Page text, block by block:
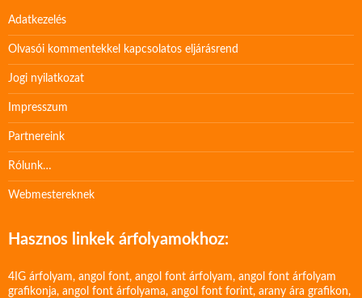
Adatkezelés
Olvasói kommentekkel kapcsolatos eljárásrend
Jogi nyilatkozat
Impresszum
Partnereink
Rólunk…
Webmestereknek
Hasznos linkek árfolyamokhoz:
4IG árfolyam, angol font, angol font árfolyam, angol font árfolyam
grafikonja, angol font árfolyama, angol font forint, arany ára grafikon,